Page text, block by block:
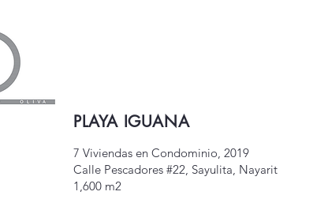
PLAYA IGUANA
7 Viviendas en Condominio, 2019
Calle Pescadores #22, Sayulita, Nayarit
1,600 m2